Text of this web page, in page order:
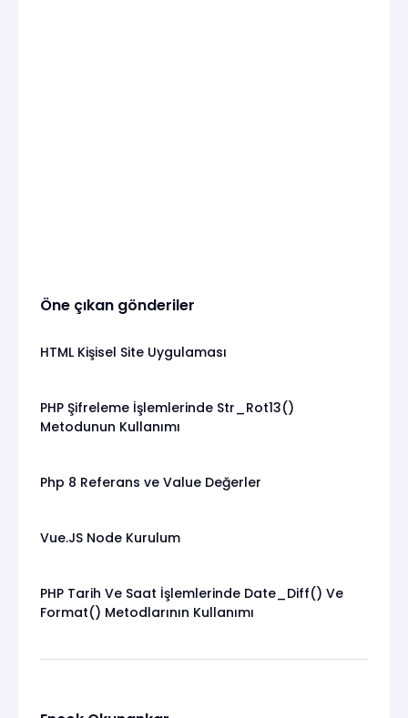
Öne çıkan gönderiler
HTML Kişisel Site Uygulaması
PHP Şifreleme İşlemlerinde Str_Rot13()
Metodunun Kullanımı
Php 8 Referans ve Value Değerler
Vue.JS Node Kurulum
PHP Tarih Ve Saat İşlemlerinde Date_Diff() Ve
Format() Metodlarının Kullanımı